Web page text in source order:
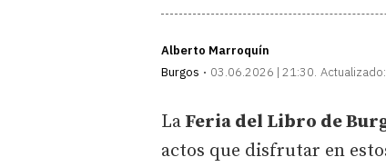
Alberto Marroquín
Burgos
03.06.2026 | 21:30 Actualizado:
La Feria del Libro de
actos que disfrutar en